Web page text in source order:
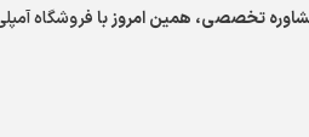
فروشگاه